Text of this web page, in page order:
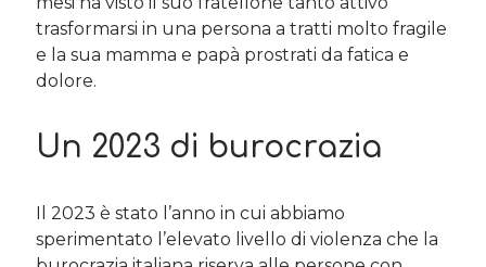
trasformarsi in una persona a tratti molto fragile
e la sua mamma e papà prostrati da fatica e
dolore.
Un 2023 di burocrazia
Il 2023 è stato l’anno in cui abbiamo
sperimentato l’elevato livello di violenza che la